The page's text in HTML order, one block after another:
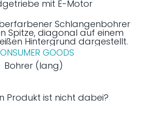
mit E-Motor
GOODS
Bohrer (lang)
Produkt ist nicht dabei?